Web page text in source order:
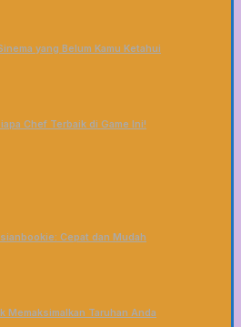
yang Belum Kamu Ketahui
Chef Terbaik di Game Ini!
Cepat dan Mudah
Memaksimalkan Taruhan Anda